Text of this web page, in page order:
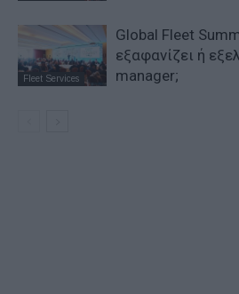
Fleet Services
Global Fleet
εξαφανίζει ή
manager;